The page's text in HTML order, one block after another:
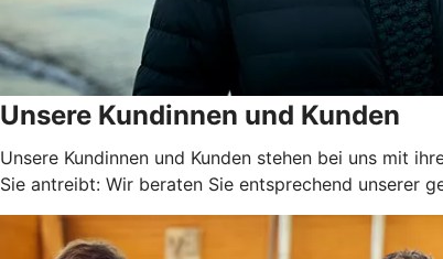
Unsere Kundinnen und Kunden
Unsere Kundinnen und Kunden stehen bei uns mit
Sie antreibt: Wir beraten Sie entsprechend unserer